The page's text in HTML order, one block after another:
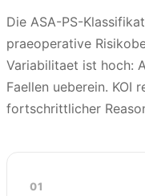
Die ASA-PS-
praeoperative
Variabilitaet ist hoch:
Faellen ueberein. KOI
fortschrittlicher
01